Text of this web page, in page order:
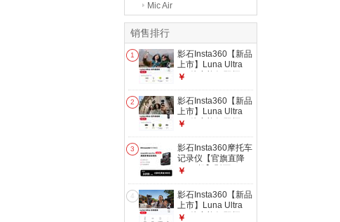
Mic Air
销售排行
1
影石Insta360【新品
上市】Luna Ultra
8K 徕卡旗舰双摄云
芯卓越夜景vlog旅行
拍照神器 创作者套
装（白色） 官方标
配（不含Care无忧
换）
￥
2
影石Insta360【新品
上市】Luna Ultra
8K 徕卡旗舰双摄云
芯卓越夜景vlog旅行
拍照神器 创作者套
装（黑色） 官方标
配（不含Care无忧
换）
￥
3
影石Insta360摩托车
记录仪【官旗直降
1000起】影石
动相机 徕卡色彩防
抖骑行Vlog 官方翻
新机
￥
4
影石Insta360【新品
上市】Luna Ultra
8K 徕卡旗舰双摄云
￥